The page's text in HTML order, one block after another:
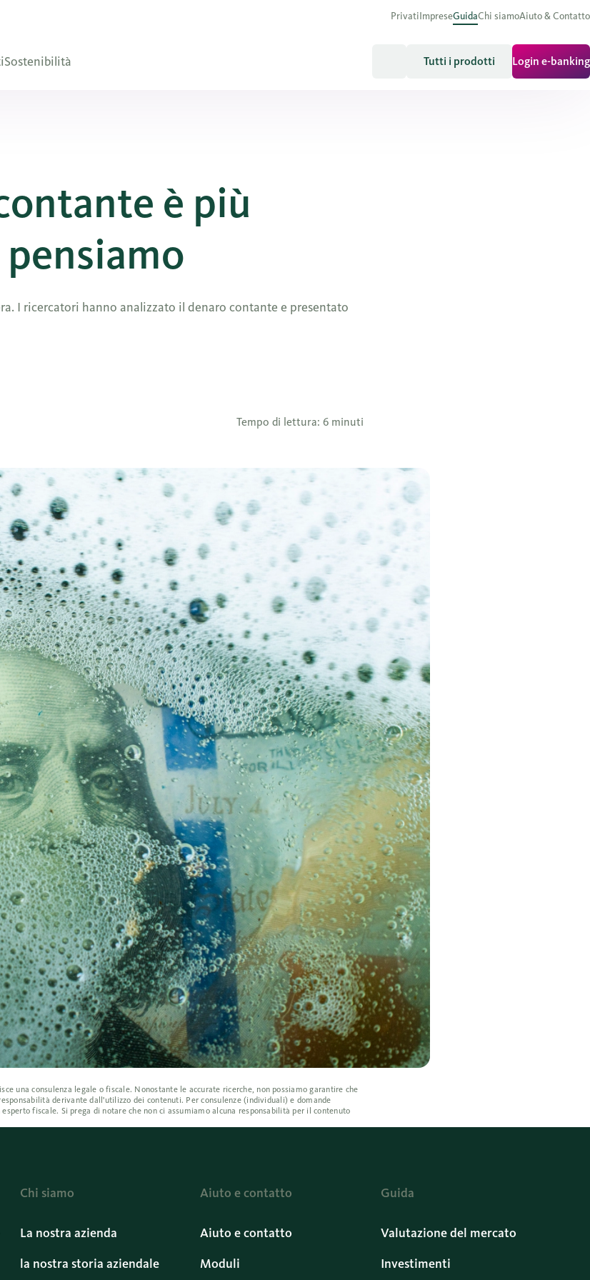
PrivatiImpreseGuidaChi siamoAiuto & Contatto
Sostenibilità Tutti i prodotti Login e-banking
è più
I ricercatori hanno analizzato il denaro contante e presentato
Tempo di lettura: 6 minuti
una consulenza legale o fiscale. Nonostante le accurate ricerche, non possiamo garantire che
derivante dall'utilizzo dei contenuti. Per consulenze (individuali) e domande
fiscale. Si prega di notare che non ci assumiamo alcuna responsabilità per il contenuto
Chi siamo
La nostra azienda
la nostra storia aziendale
Aiuto e contatto
Aiuto e contatto
Moduli
Guida
Valutazione del mercato
Investimenti